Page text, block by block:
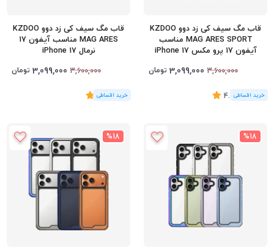
قاب مگ سیف کی زد دوو KZDOO
MAG ARES SPORT مناسب
آیفون 17 پرو مکس iPhone 17
3,600,000
3,099,000 تومان
(4 رای)
4.25
قاب مگ سیف کی زد دوو KZDOO
MAG ARES مناسب آیفون 17
نرمال iPhone 17
3,600,000
3,099,000 تومان
(2 رای)
5
%18
%18